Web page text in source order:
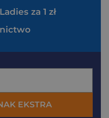
za 1 zł
EKSTRA